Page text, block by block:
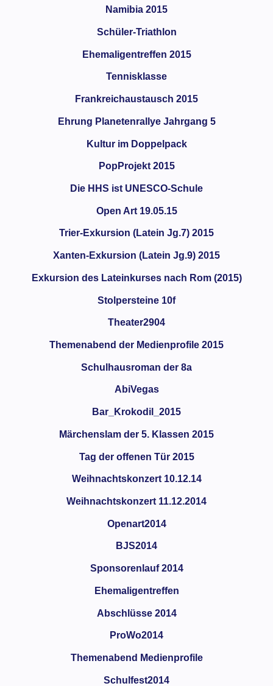
Namibia 2015
Schüler-Triathlon
Ehemaligentreffen 2015
Tennisklasse
Frankreichaustausch 2015
Ehrung Planetenrallye Jahrgang 5
Kultur im Doppelpack
PopProjekt 2015
Die HHS ist UNESCO-Schule
Open Art 19.05.15
Trier-Exkursion (Latein Jg.7) 2015
Xanten-Exkursion (Latein Jg.9) 2015
Exkursion des Lateinkurses nach Rom (2015)
Stolpersteine 10f
Theater2904
Themenabend der Medienprofile 2015
Schulhausroman der 8a
AbiVegas
Bar_Krokodil_2015
Märchenslam der 5. Klassen 2015
Tag der offenen Tür 2015
Weihnachtskonzert 10.12.14
Weihnachtskonzert 11.12.2014
Openart2014
BJS2014
Sponsorenlauf 2014
Ehemaligentreffen
Abschlüsse 2014
ProWo2014
Themenabend Medienprofile
Schulfest2014